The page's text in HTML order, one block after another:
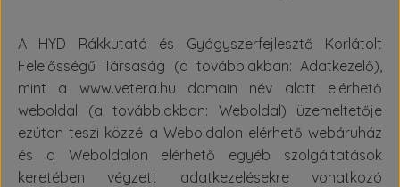
A HYD Rákkutató és Gyógyszerfejlesztő Korlátolt
Felelősségű Társaság (a továbbiakban: Adatkezelő),
mint a www.vetera.hu domain név alatt elérhető
weboldal (a továbbiakban: Weboldal) üzemeltetője
ezúton teszi közzé a Weboldalon elérhető webáruház
és a Weboldalon elérhető egyéb szolgáltatások
keretében végzett adatkezelésekre vonatkozó